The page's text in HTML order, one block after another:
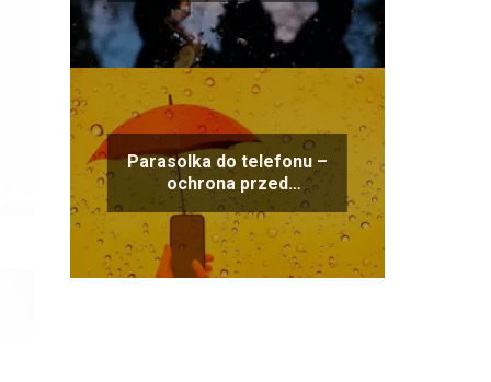
urządzenie?
Parasolka do telefonu –
ochrona przed
warunkami
atmosferycznymi dla
Twojego smartfona